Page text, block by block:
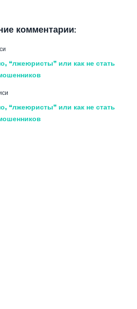
комментарии:
“лжеюристы” или как не стать
“лжеюристы” или как не стать